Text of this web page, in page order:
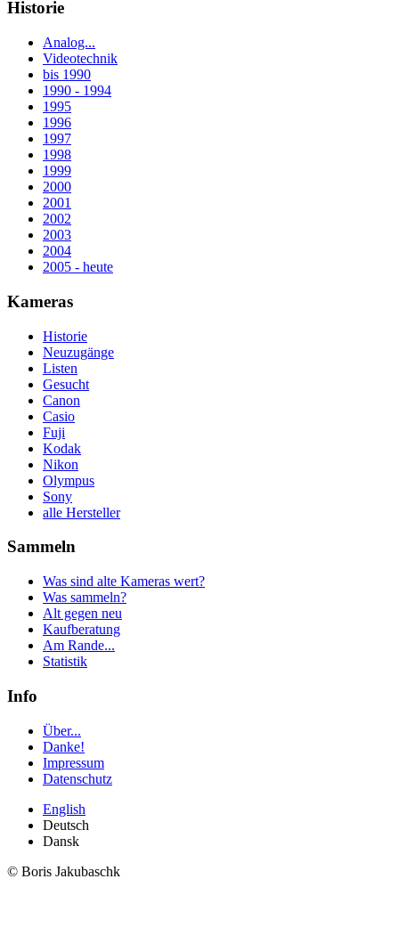
Historie
Analog...
Videotechnik
bis 1990
1990 - 1994
1995
1996
1997
1998
1999
2000
2001
2002
2003
2004
2005 - heute
Kameras
Historie
Neuzugänge
Listen
Gesucht
Canon
Casio
Fuji
Kodak
Nikon
Olympus
Sony
alle Hersteller
Sammeln
Was sind alte Kameras wert?
Was sammeln?
Alt gegen neu
Kaufberatung
Am Rande...
Statistik
Info
Über...
Danke!
Impressum
Datenschutz
English
Deutsch
Dansk
© Boris Jakubaschk